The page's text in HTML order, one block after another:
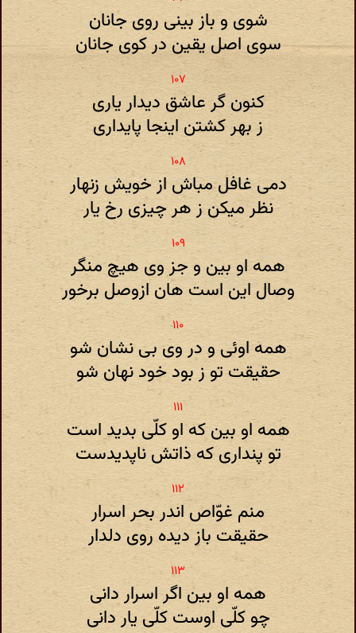
شوی و باز بینی روی جانان
سوی اصل یقین در کوی جانان
کنون گر عاشق دیدار یاری
ز بهر کشتن اینجا پایداری
دمی غافل مباش از خویش زنهار
نظر میکن ز هر چیزی رخ یار
همه او بین و جز وی هیچ منگر
وصال این است هان ازوصل برخور
همه اوئی و در وی بی نشان شو
حقیقت تو ز بود خود نهان شو
همه او بین که او کلّی بدید است
تو پنداری که ذاتش ناپدیدست
منم غوّاص اندر بحر اسرار
حقیقت باز دیده روی دلدار
همه او بین اگر اسرار دانی
چو کلّی اوست کلّی یار دانی